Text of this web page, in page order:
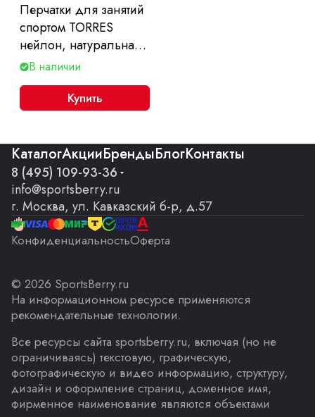
Перчатки для занятий
спортом TORRES
нейлон, натуральная
кожа
В наличии
Купить
КаталогАкцииБрендыБлогКонтакты
8 (495) 109-93-36
info@sportsberry.ru
г. Москва, ул. Кавказский б-р, д.57
КонфиденциальностьОферта
© 2026 SportsBerry.ru
На информационном ресурсе применяются
рекомендательные технологии.
Все ресурсы сайта sportsberry.ru, включая (но не
ограничиваясь) текстовую, графическую,
фотографическую и видео информацию, структуру,
дизайн и оформление страниц, доменное имя,
фирменное наименование являются объектами